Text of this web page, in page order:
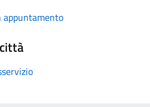
appuntamento